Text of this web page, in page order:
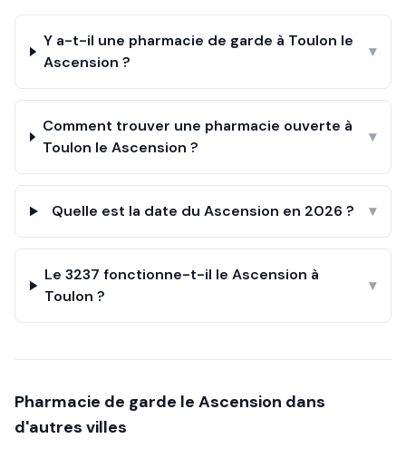
Y a-t-il une pharmacie de garde à Toulon le
Ascension ?
▾
Comment trouver une pharmacie ouverte à
Toulon le Ascension ?
▾
Quelle est la date du Ascension en 2026 ? ▾
Le 3237 fonctionne-t-il le Ascension à
Toulon ?
▾
Pharmacie de garde le Ascension dans
d'autres villes